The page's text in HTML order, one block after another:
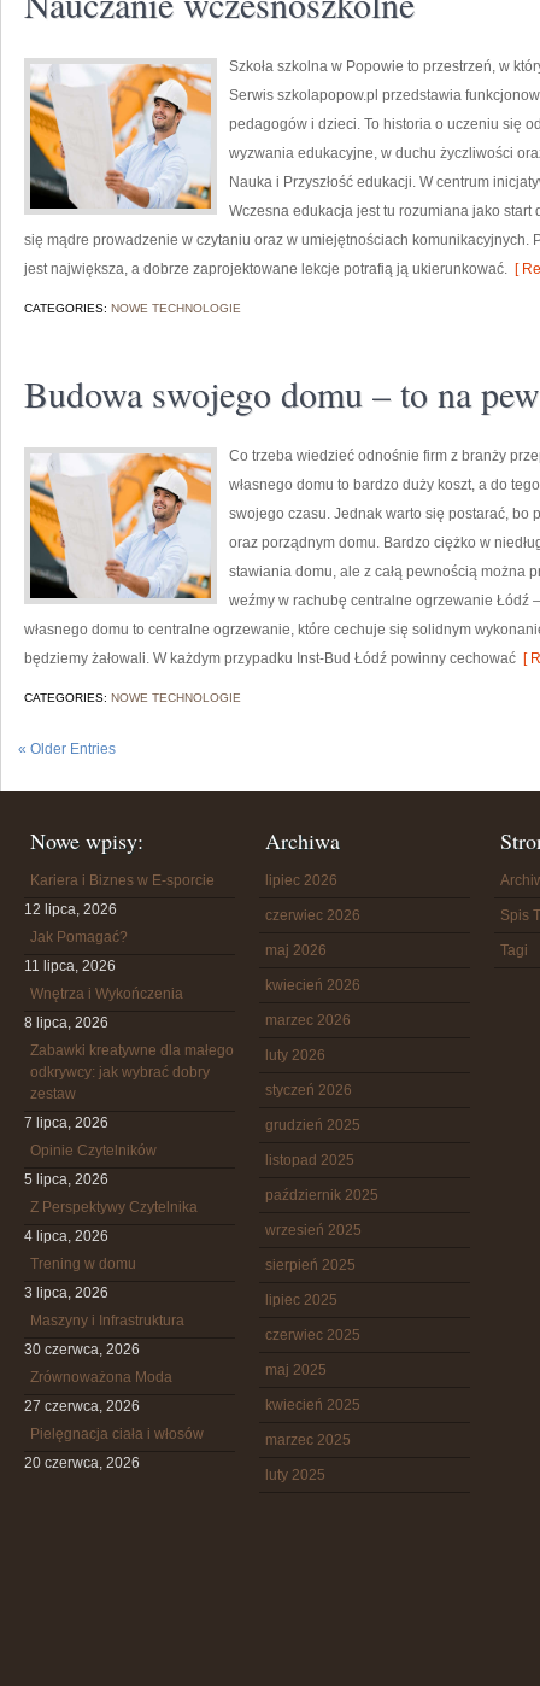
Szkoła szkolna w Popowie to przestrzeń, w
Serwis szkolapopow.pl przedstawia
pedagogów i dzieci. To historia o uczeniu się
wyzwania edukacyjne, w duchu życzliwości
Nauka i Przyszłość edukacji. W centrum
Wczesna edukacja jest tu rozumiana jako
się mądre prowadzenie w czytaniu oraz w umiejętnościach komunikacyjnych.
jest największa, a dobrze zaprojektowane lekcje potrafią ją ukierunkować. [
CATEGORIES: NOWE TECHNOLOGIE
Budowa swojego domu – to na
Co trzeba wiedzieć odnośnie firm z branży
własnego domu to bardzo duży koszt, a do
swojego czasu. Jednak warto się postarać, bo
oraz porządnym domu. Bardzo ciężko w
stawiania domu, ale z całą pewnością można
weźmy w rachubę centralne ogrzewanie Łódź
własnego domu to centralne ogrzewanie, które cechuje się solidnym
będziemy żałowali. W każdym przypadku Inst-Bud Łódź powinny cechować [
CATEGORIES: NOWE TECHNOLOGIE
« Older Entries
Nowe wpisy:
Kariera i Biznes w E-sporcie
12 lipca, 2026
Jak Pomagać?
11 lipca, 2026
Wnętrza i Wykończenia
8 lipca, 2026
Zabawki kreatywne dla małego
odkrywcy: jak wybrać dobry
zestaw
7 lipca, 2026
Opinie Czytelników
5 lipca, 2026
Z Perspektywy Czytelnika
4 lipca, 2026
Trening w domu
3 lipca, 2026
Maszyny i Infrastruktura
30 czerwca, 2026
Zrównoważona Moda
27 czerwca, 2026
Pielęgnacja ciała i włosów
20 czerwca, 2026
Archiwa
lipiec 2026
czerwiec 2026
maj 2026
kwiecień 2026
marzec 2026
luty 2026
styczeń 2026
grudzień 2025
listopad 2025
październik 2025
wrzesień 2025
sierpień 2025
lipiec 2025
czerwiec 2025
maj 2025
kwiecień 2025
marzec 2025
luty 2025
Spis
Tagi